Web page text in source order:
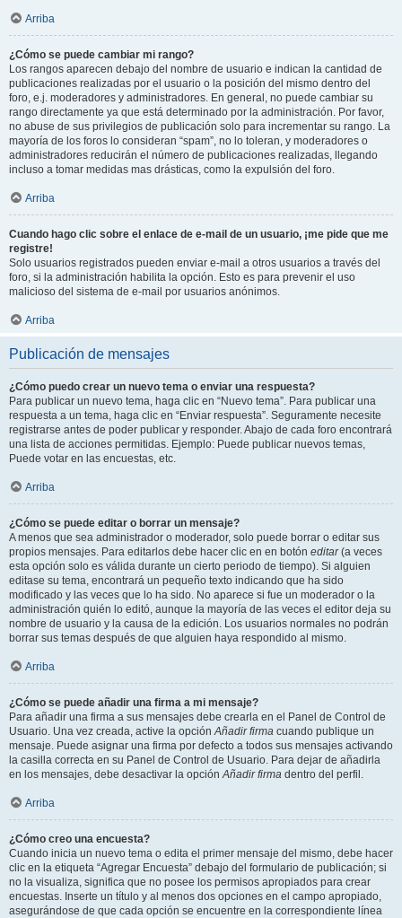
Arriba
¿Cómo se puede cambiar mi rango?
Los rangos aparecen debajo del nombre de usuario e indican la cantidad de
publicaciones realizadas por el usuario o la posición del mismo dentro del
foro, e.j. moderadores y administradores. En general, no puede cambiar su
rango directamente ya que está determinado por la administración. Por favor,
no abuse de sus privilegios de publicación solo para incrementar su rango. La
mayoría de los foros lo consideran “spam”, no lo toleran, y moderadores o
administradores reducirán el número de publicaciones realizadas, llegando
incluso a tomar medidas mas drásticas, como la expulsión del foro.
Arriba
Cuando hago clic sobre el enlace de e-mail de un usuario, ¡me pide que me
registre!
Solo usuarios registrados pueden enviar e-mail a otros usuarios a través del
foro, si la administración habilita la opción. Esto es para prevenir el uso
malicioso del sistema de e-mail por usuarios anónimos.
Arriba
Publicación de mensajes
¿Cómo puedo crear un nuevo tema o enviar una respuesta?
Para publicar un nuevo tema, haga clic en “Nuevo tema”. Para publicar una
respuesta a un tema, haga clic en “Enviar respuesta”. Seguramente necesite
registrarse antes de poder publicar y responder. Abajo de cada foro encontrará
una lista de acciones permitidas. Ejemplo: Puede publicar nuevos temas,
Puede votar en las encuestas, etc.
Arriba
¿Cómo se puede editar o borrar un mensaje?
A menos que sea administrador o moderador, solo puede borrar o editar sus
propios mensajes. Para editarlos debe hacer clic en en botón editar(a veces
esta opción solo es válida durante un cierto periodo de tiempo). Si alguien
editase su tema, encontrará un pequeño texto indicando que ha sido
modificado y las veces que lo ha sido. No aparece si fue un moderador o la
administración quién lo editó, aunque la mayoría de las veces el editor deja su
nombre de usuario y la causa de la edición. Los usuarios normales no podrán
borrar sus temas después de que alguien haya respondido al mismo.
Arriba
¿Cómo se puede añadir una firma a mi mensaje?
Para añadir una firma a sus mensajes debe crearla en el Panel de Control de
Usuario. Una vez creada, active la opciónAñadir firma cuando publique un
mensaje. Puede asignar una firma por defecto a todos sus mensajes activando
la casilla correcta en su Panel de Control de Usuario. Para dejar de añadirla
en los mensajes, debe desactivar la opciónAñadir firma dentro del perfil.
Arriba
¿Cómo creo una encuesta?
Cuando inicia un nuevo tema o edita el primer mensaje del mismo, debe hacer
clic en la etiqueta “Agregar Encuesta” debajo del formulario de publicación; si
no la visualiza, significa que no posee los permisos apropiados para crear
encuestas. Inserte un título y al menos dos opciones en el campo apropiado,
asegurándose de que cada opción se encuentre en la correspondiente línea